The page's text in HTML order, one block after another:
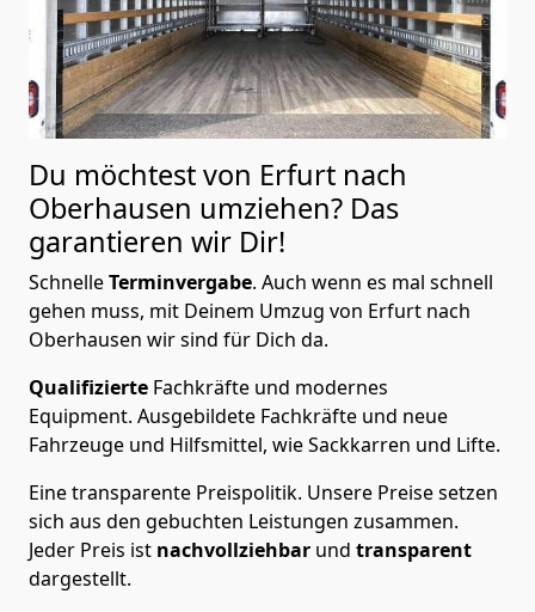
Du möchtest von Erfurt nach
Oberhausen umziehen? Das
garantieren wir Dir!
SchnelleTerminvergabe. Auch wenn es mal schnell
gehen muss, mit Deinem Umzug von Erfurt nach
Oberhausen wir sind für Dich da.
Qualifizierte Fachkräfte und modernes
Equipment. Ausgebildete Fachkräfte und neue
Fahrzeuge und Hilfsmittel, wie Sackkarren und Lifte.
Eine transparente Preispolitik. Unsere Preise setzen
sich aus den gebuchten Leistungen zusammen.
Jeder Preis ist nachvollziehbar und transparent
dargestellt.